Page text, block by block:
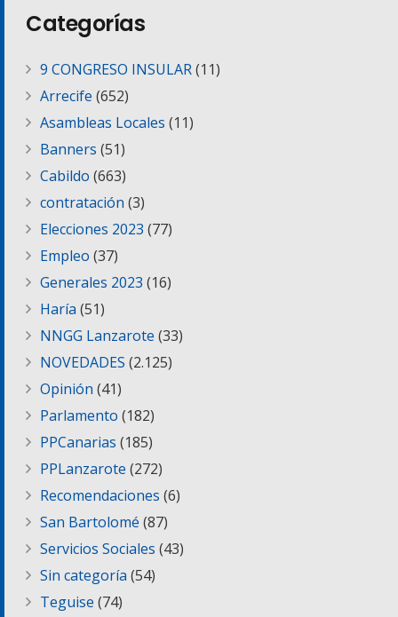
Categorías
9 CONGRESO INSULAR(11)
Arrecife (652)
Asambleas Locales (11)
Banners (51)
Cabildo (663)
contratación (3)
Elecciones 2023 (77)
Empleo (37)
Generales 2023 (16)
Haría (51)
NNGG Lanzarote (33)
NOVEDADES (2.125)
Opinión (41)
Parlamento (182)
PPCanarias (185)
PPLanzarote (272)
Recomendaciones (6)
San Bartolomé (87)
Servicios Sociales (43)
Sin categoría (54)
Teguise (74)